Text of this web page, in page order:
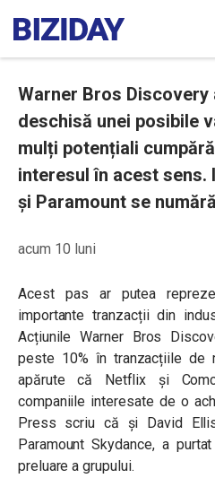
Warner Bros Discovery
deschisă unei posibile
mulți potențiali
interesul în acest
și Paramount se
acum 10 luni
Acest pas ar putea
importante tranzacții din
Acțiunile Warner Bros
peste 10% în tranzacțiile de
apărute că Netflix și
companiile interesate de o
Press scriu că și David
Paramount Skydance, a
preluare a grupului.